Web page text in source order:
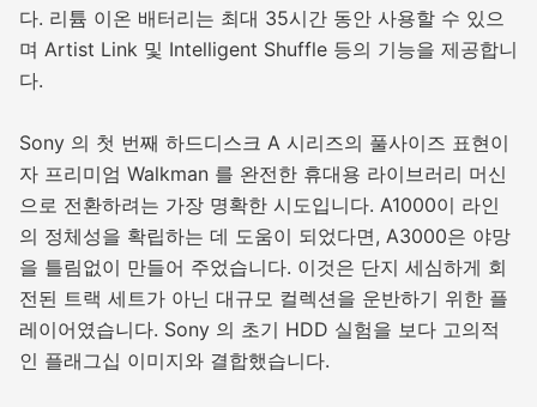
다. 리튬 이온 배터리는 최대 35시간 동안 사용할 수 있으
며 Artist Link 및 Intelligent Shuffle 등의 기능을 제공합니
다.
Sony 의 첫 번째 하드디스크 A 시리즈의 풀사이즈 표현이
자 프리미엄 Walkman 를 완전한 휴대용 라이브러리 머신
으로 전환하려는 가장 명확한 시도입니다. A1000이 라인
의 정체성을 확립하는 데 도움이 되었다면, A3000은 야망
을 틀림없이 만들어 주었습니다. 이것은 단지 세심하게 회
전된 트랙 세트가 아닌 대규모 컬렉션을 운반하기 위한 플
레이어였습니다. Sony 의 초기 HDD 실험을 보다 고의적
인 플래그십 이미지와 결합했습니다.